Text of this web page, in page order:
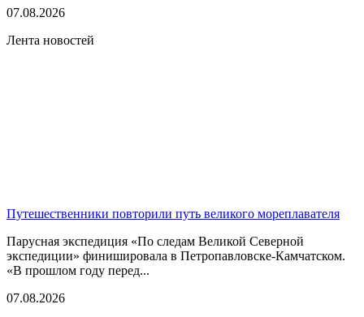
07.08.2026
Лента новостей
Путешественники повторили путь великого мореплавателя
Парусная экспедиция «По следам Великой Северной
экспедиции» финишировала в Петропавловске-Камчатском.
«В прошлом году перед...
07.08.2026